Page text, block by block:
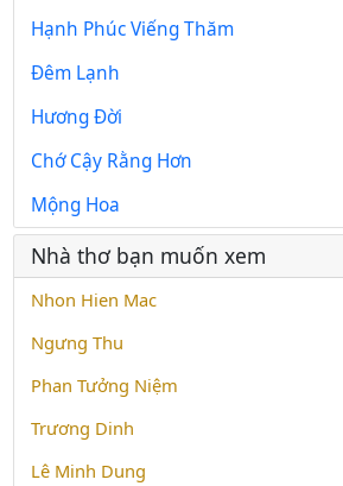
Hạnh Phúc Viếng Thăm
Đêm Lạnh
Hương Đời
Chớ Cậy Rằng Hơn
Mộng Hoa
Nhà thơ bạn muốn xem
Nhon Hien Mac
Ngưng Thu
Phan Tưởng Niệm
Trương Dinh
Lê Minh Dung